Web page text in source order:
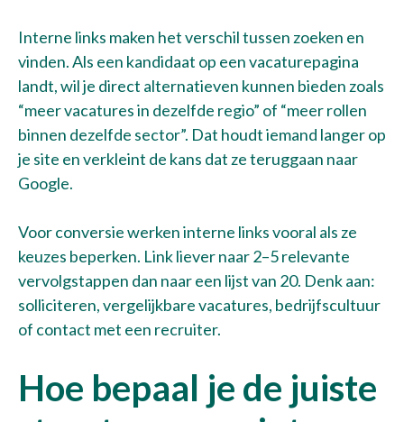
Interne links maken het verschil tussen zoeken en
vinden. Als een kandidaat op een vacaturepagina
landt, wil je direct alternatieven kunnen bieden zoals
“meer vacatures in dezelfde regio” of “meer rollen
binnen dezelfde sector”. Dat houdt iemand langer op
je site en verkleint de kans dat ze teruggaan naar
Google.
Voor conversie werken interne links vooral als ze
keuzes beperken. Link liever naar 2–5 relevante
vervolgstappen dan naar een lijst van 20. Denk aan:
solliciteren, vergelijkbare vacatures, bedrijfscultuur
of contact met een recruiter.
Hoe bepaal je de juiste